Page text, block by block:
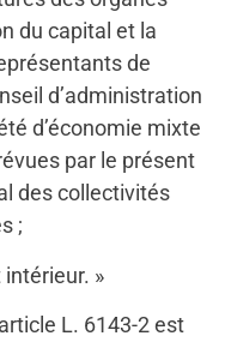
du capital et la
de
d’administration
d’économie mixte
par le présent
des collectivités
;
intérieur. »
L. 6143-2 est